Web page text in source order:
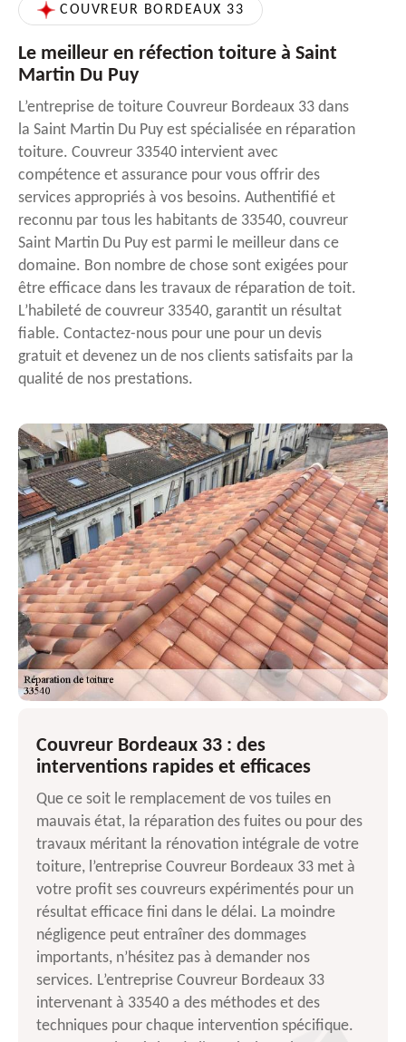
COUVREUR BORDEAUX 33
Le meilleur en réfection toiture à Saint
Martin Du Puy
L’entreprise de toiture Couvreur Bordeaux 33 dans
la Saint Martin Du Puy est spécialisée en réparation
toiture. Couvreur 33540 intervient avec
compétence et assurance pour vous offrir des
services appropriés à vos besoins. Authentifié et
reconnu par tous les habitants de 33540, couvreur
Saint Martin Du Puy est parmi le meilleur dans ce
domaine. Bon nombre de chose sont exigées pour
être efficace dans les travaux de réparation de toit.
L’habileté de couvreur 33540, garantit un résultat
fiable. Contactez-nous pour une pour un devis
gratuit et devenez un de nos clients satisfaits par la
qualité de nos prestations.
Couvreur Bordeaux 33 : des
interventions rapides et efficaces
Que ce soit le remplacement de vos tuiles en
mauvais état, la réparation des fuites ou pour des
travaux méritant la rénovation intégrale de votre
toiture, l’entreprise Couvreur Bordeaux 33 met à
votre profit ses couvreurs expérimentés pour un
résultat efficace fini dans le délai. La moindre
négligence peut entraîner des dommages
importants, n’hésitez pas à demander nos
services. L’entreprise Couvreur Bordeaux 33
intervenant à 33540 a des méthodes et des
techniques pour chaque intervention spécifique.